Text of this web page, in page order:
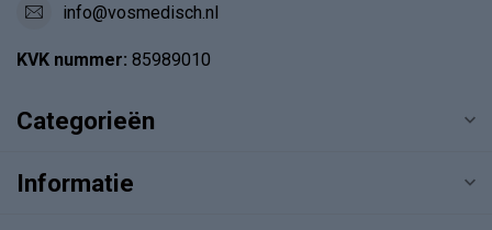
info@vosmedisch.nl
KVK nummer: 85989010
Categorieën
Informatie